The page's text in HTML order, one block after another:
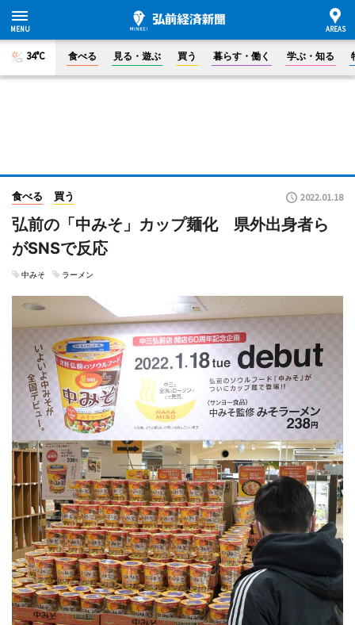
34°C 食べる 見る・遊ぶ 買う 暮らす・働く 学ぶ・知る
食べる 買う 2022.01.18
弘前の「中みそ」カップ麺化 県外出身者ら
がSNSで反応
中みそ ラーメン